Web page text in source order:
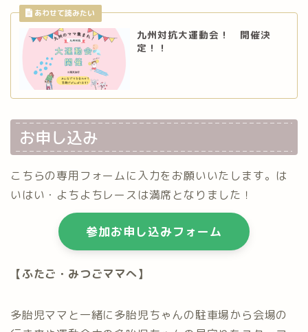
九州対抗大運動会！ 開催決
定！！
お申し込み
こちらの専用フォームに入力をお願いいたします。は
いはい・よちよちレースは満席となりました！
参加お申し込みフォーム
【ふたご・みつごママへ】
多胎児ママと一緒に多胎児ちゃんの駐車場から会場の